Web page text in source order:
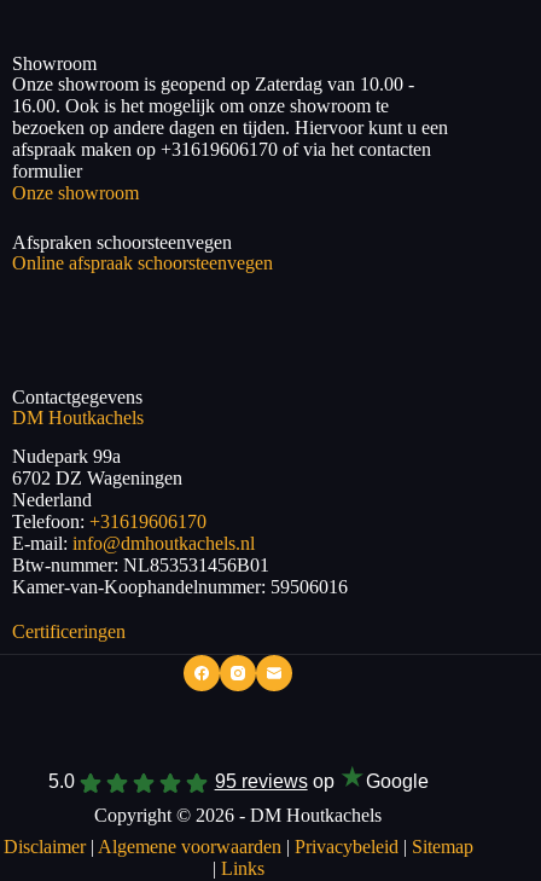
Showroom
Onze showroom is geopend op Zaterdag van 10.00 -
16.00. Ook is het mogelijk om onze showroom te
bezoeken op andere dagen en tijden. Hiervoor kunt u een
afspraak maken op +31619606170 of via het contacten
formulier
Onze showroom
Afspraken schoorsteenvegen
Online afspraak schoorsteenvegen
Contactgegevens
DM Houtkachels
Nudepark 99a
6702 DZ Wageningen
Nederland
Telefoon: +31619606170
E-mail: info@dmhoutkachels.nl
Btw-nummer: NL853531456B01
Kamer-van-Koophandelnummer: 59506016
Certificeringen
5.0 95 reviewsop ★Google
Copyright © 2026 - DM Houtkachels
Disclaimer| Algemene voorwaarden| Privacybeleid| Sitemap
Links